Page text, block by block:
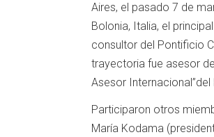
Aires, el pasado 7 de
Bolonia, Italia, el
consultor del Pontificio
trayectoria fue asesor
Asesor
Participaron otros
María Kodama